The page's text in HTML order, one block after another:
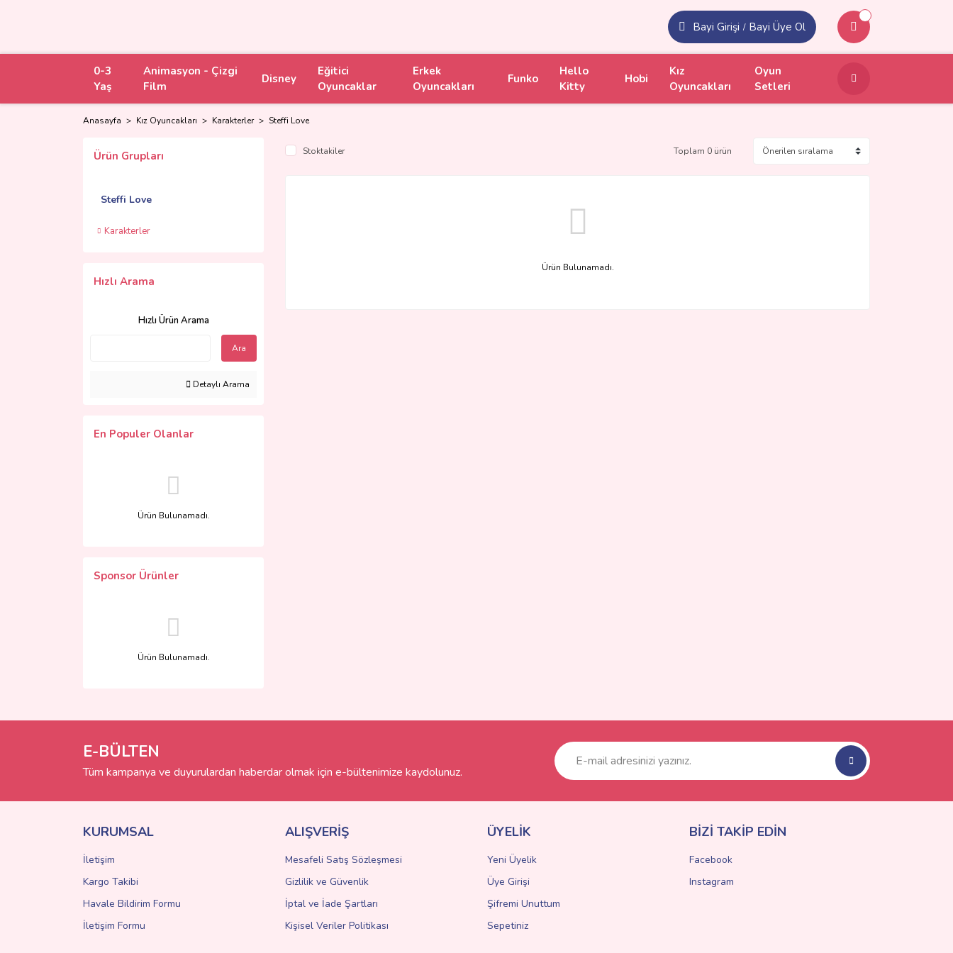
Bayi Girişi / Bayi Üye Ol
0-3
Yaş
Animasyon - Çizgi
Film
Disney
Eğitici
Oyuncaklar
Erkek
Oyuncakları
Funko
Hello
Kitty
Hobi
Kız
Oyuncakları
Oyun
Setleri
Anasayfa Kız Oyuncakları Karakterler Steffi Love
Ürün Grupları
Steffi Love
Karakterler
Hızlı Arama
Hızlı Ürün Arama
Ara
Detaylı Arama
En Populer Olanlar
Ürün Bulunamadı.
Sponsor Ürünler
Ürün Bulunamadı.
Stoktakiler Toplam 0 ürün
Ürün Bulunamadı.
E-BÜLTEN
Tüm kampanya ve duyurulardan haberdar olmak için e-bültenimize kaydolunuz.
KURUMSAL
İletişim
Kargo Takibi
Havale Bildirim Formu
İletişim Formu
ALIŞVERİŞ
Mesafeli Satış Sözleşmesi
Gizlilik ve Güvenlik
İptal ve İade Şartları
Kişisel Veriler Politikası
ÜYELİK
Yeni Üyelik
Üye Girişi
Şifremi Unuttum
Sepetiniz
BİZİ TAKİP EDİN
Facebook
Instagram